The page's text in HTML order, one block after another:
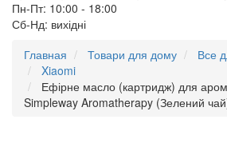
Пн-Пт: 10:00 - 18:00
Сб-Нд: вихідні
Главная
Товари для дому
Все
Xiaomi
Ефірне масло (картридж) для
Simpleway Aromatherapy (Зелений